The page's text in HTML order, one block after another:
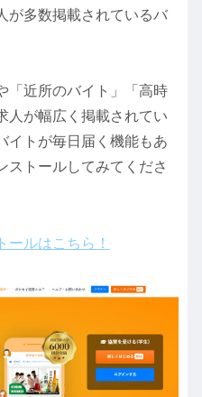
が多数掲載されているバ
「近所のバイト」「高時
人が幅広く掲載されてい
イトが毎日届く機能もあ
ストールしてみてくださ
ールはこちら！